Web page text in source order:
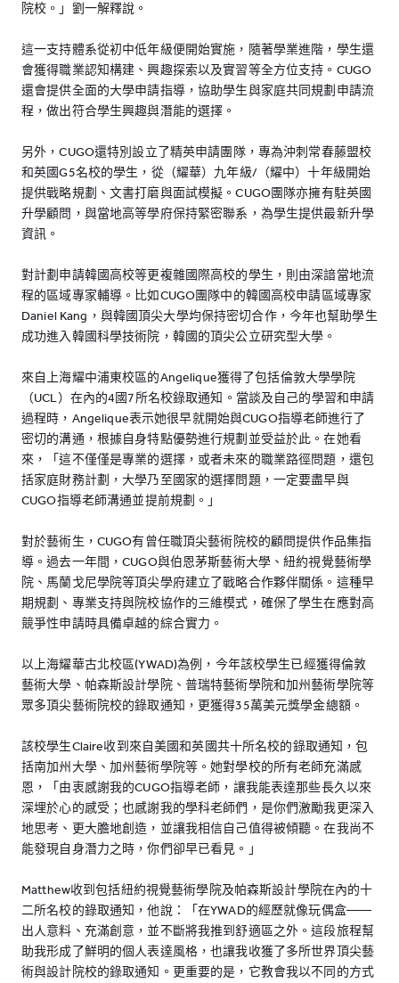
院校。」劉一解釋說。
這一支持體系從初中低年級便開始實施，隨著學業進階，學生還
會獲得職業認知構建、興趣探索以及實習等全方位支持。CUGO
還會提供全面的大學申請指導，協助學生與家庭共同規劃申請流
程，做出符合學生興趣與潛能的選擇。
另外，CUGO還特別設立了精英申請團隊，專為沖刺常春藤盟校
和英國G5名校的學生，從（耀華）九年級/（耀中）十年級開始
提供戰略規劃、文書打磨與面試模擬。CUGO團隊亦擁有駐英國
升學顧問，與當地高等學府保持緊密聯系，為學生提供最新升學
資訊。
對計劃申請韓國高校等更複雜國際高校的學生，則由深諳當地流
程的區域專家輔導。比如CUGO團隊中的韓國高校申請區域專家
Daniel Kang，與韓國頂尖大學均保持密切合作，今年也幫助學生
成功進入韓國科學技術院，韓國的頂尖公立研究型大學。
來自上海耀中浦東校區的Angelique獲得了包括倫敦大學學院
（UCL）在內的4國7所名校錄取通知。當談及自己的學習和申請
過程時，Angelique表示她很早就開始與CUGO指導老師進行了
密切的溝通，根據自身特點優勢進行規劃並受益於此。在她看
來，「這不僅僅是專業的選擇，或者未來的職業路徑問題，還包
括家庭財務計劃，大學乃至國家的選擇問題，一定要盡早與
CUGO指導老師溝通並提前規劃。」
對於藝術生，CUGO有曾任職頂尖藝術院校的顧問提供作品集指
導。過去一年間，CUGO與伯恩茅斯藝術大學、紐約視覺藝術學
院、馬蘭戈尼學院等頂尖學府建立了戰略合作夥伴關係。這種早
期規劃、專業支持與院校協作的三維模式，確保了學生在應對高
競爭性申請時具備卓越的綜合實力。
以上海耀華古北校區(YWAD)為例，今年該校學生已經獲得倫敦
藝術大學、帕森斯設計學院、普瑞特藝術學院和加州藝術學院等
眾多頂尖藝術院校的錄取通知，更獲得35萬美元獎學金總額。
該校學生Claire收到來自美國和英國共十所名校的錄取通知，包
括南加州大學、加州藝術學院等。她對學校的所有老師充滿感
恩，「由衷感謝我的CUGO指導老師，讓我能表達那些長久以來
深埋於心的感受；也感謝我的學科老師們，是你們激勵我更深入
地思考、更大膽地創造，並讓我相信自己值得被傾聽。在我尚不
能發現自身潛力之時，你們卻早已看見。」
Matthew收到包括紐約視覺藝術學院及帕森斯設計學院在內的十
二所名校的錄取通知，他說：「在YWAD的經歷就像玩偶盒——
出人意料、充滿創意，並不斷將我推到舒適區之外。這段旅程幫
助我形成了鮮明的個人表達風格，也讓我收獲了多所世界頂尖藝
術與設計院校的錄取通知。更重要的是，它教會我以不同的方式